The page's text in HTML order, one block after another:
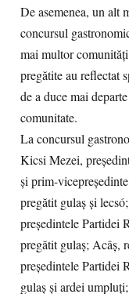
De asemenea, un alt
concursul
mai multor
pregătite au reflectat
de a duce mai
comunitate.
La concursul
Kicsi Mezei,
și prim-
pregătit gulaș și
președintele Partidei
pregătit gulaș; Acâș,
președintele Partidei
gulaș și ardei